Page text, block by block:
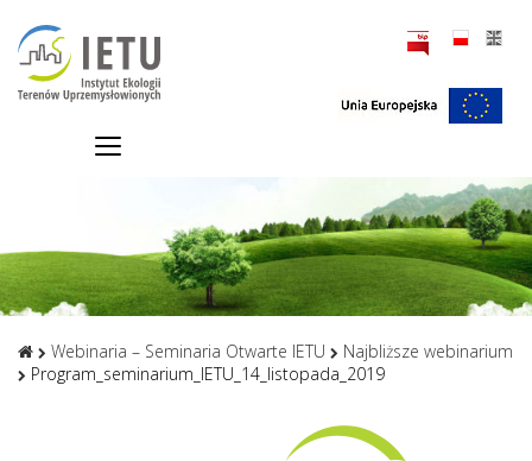
Webinaria – Seminaria Otwarte IETU
Najbliższe webinarium
Program_seminarium_IETU_14_listopada_2019